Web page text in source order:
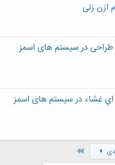
ازن زنی
در سیستم های اسمز
غشاء در سیستم های اسمز